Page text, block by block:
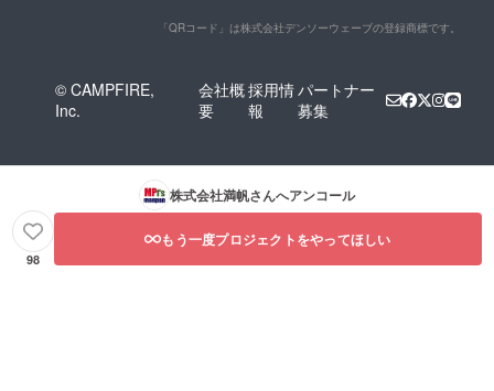
「QRコード」は株式会社デンソーウェーブの登録商標です。
© CAMPFIRE,
Inc.
会社概
要
採用情
報
パートナー
募集
株式会社満帆さんへアンコール
98
もう一度プロジェクトをやってほしい